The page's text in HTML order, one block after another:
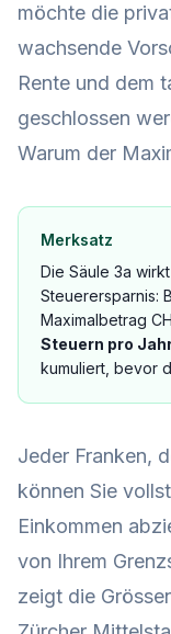
möchte die
wachsende
Rente und dem
geschlossen
Warum der
Merksatz
Die Säule 3a
Steuerersparnis:
Maximalbetrag
Steuern pro
kumuliert, bevor
Jeder Franken,
können Sie
Einkommen
von Ihrem
zeigt die